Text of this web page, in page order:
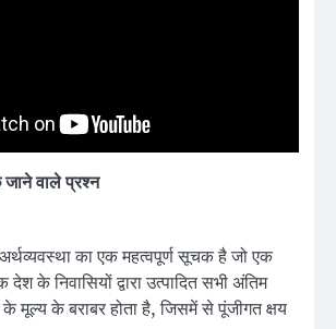
वाले प्रश्न
का एक महत्वपूर्ण सूचक है जो एक
के निवासियों द्वारा उत्पादित सभी अंतिम
के बराबर होता है, जिसमें से पूंजीगत क्षय